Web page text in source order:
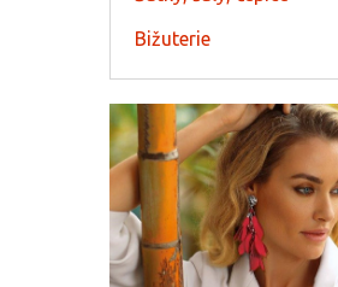
Bižuterie